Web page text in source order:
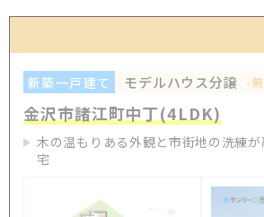
新築一戸建て モデルハウス分譲 -
金沢市諸江町中丁(4LDK)
木の温もりある外観と市街地の洗練
宅